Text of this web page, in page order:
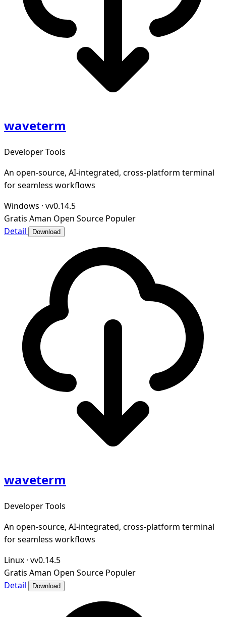
waveterm
Developer Tools
An open-source, AI-integrated, cross-platform terminal
for seamless workflows
Windows · vv0.14.5
Gratis Aman Open Source Populer
Detail
Download
waveterm
Developer Tools
An open-source, AI-integrated, cross-platform terminal
for seamless workflows
Linux · vv0.14.5
Gratis Aman Open Source Populer
Detail
Download